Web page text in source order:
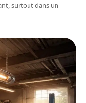
surtout dans un